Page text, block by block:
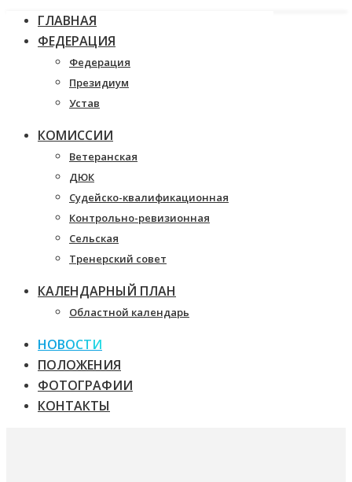
ГЛАВНАЯ
ФЕДЕРАЦИЯ
Федерация
Президиум
Устав
КОМИССИИ
Ветеранская
ДЮК
Судейско-квалификационная
Контрольно-ревизионная
Сельская
Тренерский совет
КАЛЕНДАРНЫЙ ПЛАН
Областной календарь
НОВОСТИ
ПОЛОЖЕНИЯ
ФОТОГРАФИИ
КОНТАКТЫ